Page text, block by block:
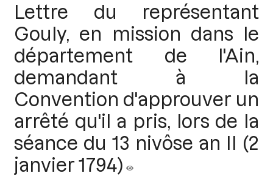
Lettre du représentant
Gouly, en mission dans le
département de l'Ain,
demandant à la
Convention d'approuver un
arrêté qu'il a pris, lors de la
séance du 13 nivôse an II (2
janvier 1794)